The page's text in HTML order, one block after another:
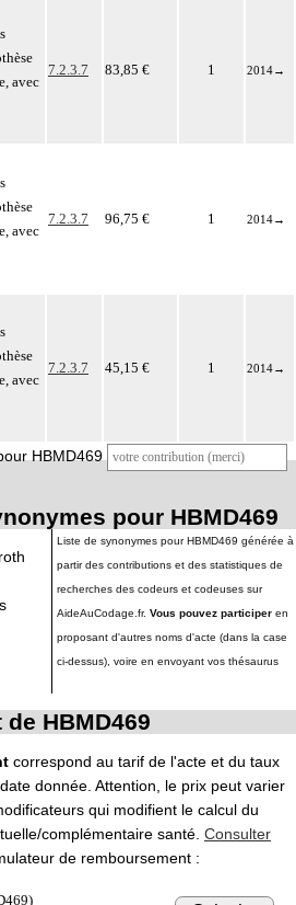
avec
7.2.3.7 83,85 € 1 2014→
avec
7.2.3.7 96,75 € 1 2014→
avec
7.2.3.7 45,15 € 1 2014→
HBMD469
pour HBMD469
Liste de synonymes pour HBMD469 générée à
partir des contributions et des statistiques de
recherches des codeurs et codeuses sur
AideAuCodage.fr. Vous pouvez participer en
proposant d'autres noms d'acte (dans la case
ci-dessus), voire en envoyant vos thésaurus
HBMD469
correspond au tarif de l'acte et du taux
donnée. Attention, le prix peut varier
qui modifient le calcul du
complémentaire santé. Consulter
de remboursement :